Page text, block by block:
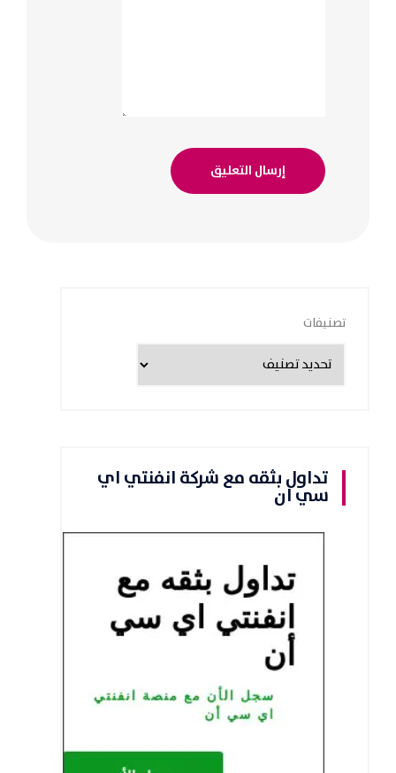
تصنيفات
تداول بثقه مع شركة انفنتي اي
سي ان